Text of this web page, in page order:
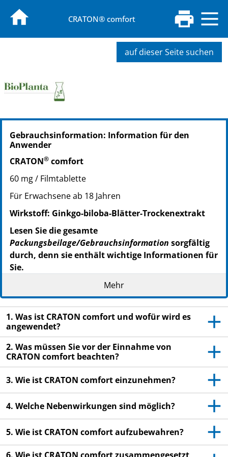
CRATON® comfort
auf dieser Seite suchen
PZN: 04074975
PPN: 110407497537
NTIN: 04150040749752
Gebrauchsinformation: Information für den
Anwender
CRATON® comfort
60 mg / Filmtablette
Für Erwachsene ab 18 Jahren
Wirkstoff: Ginkgo-biloba-Blätter-Trockenextrakt
Lesen Sie die gesamte
Packungsbeilage/Gebrauchsinformation sorgfältig
durch, denn sie enthält wichtige Informationen für
Sie.
Dieses Arzneimittel ist auch ohne ärztliche
Verschreibung erhältlich. Um einen bestmöglichen
Behandlungserfolg zu erzielen, muss CRATON comfort
jedoch vorschriftsmäßig angewendet werden.
- Heben Sie diePackungsbeilageauf. Vielleicht möchten
Sie diese später nochmals lesen.
- Fragen Sie Ihren Apotheker, wenn Sie weitere
Informationen oder einen Rat benötigen.
- Wenn sich Ihr Krankheitsbild verschlimmert oder
keine Besserung eintritt, müssen Sie einen Arzt
aufsuchen.
Mehr
1. Was ist CRATON comfort und wofür wird es
angewendet?
2. Was müssen Sie vor der Einnahme von
CRATON comfort beachten?
3. Wie ist CRATON comfort einzunehmen?
4. Welche Nebenwirkungen sind möglich?
5. Wie ist CRATON comfort aufzubewahren?